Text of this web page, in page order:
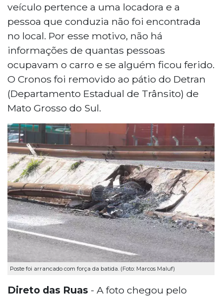
veículo pertence a uma locadora e a
pessoa que conduzia não foi encontrada
no local. Por esse motivo, não há
informações de quantas pessoas
ocupavam o carro e se alguém ficou ferido.
O Cronos foi removido ao pátio do Detran
(Departamento Estadual de Trânsito) de
Mato Grosso do Sul.
Poste foi arrancado com força da batida. (Foto: Marcos Maluf)
Direto das Ruas - A foto chegou pelo